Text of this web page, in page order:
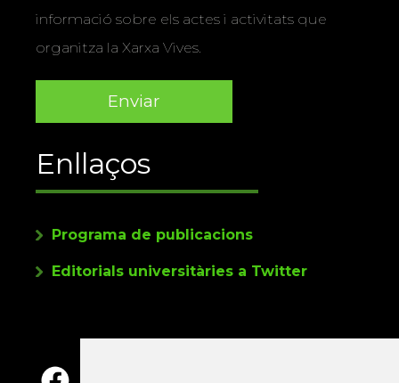
informació sobre els actes i activitats que
organitza la Xarxa Vives.
Enllaços
Programa de publicacions
Editorials universitàries a Twitter